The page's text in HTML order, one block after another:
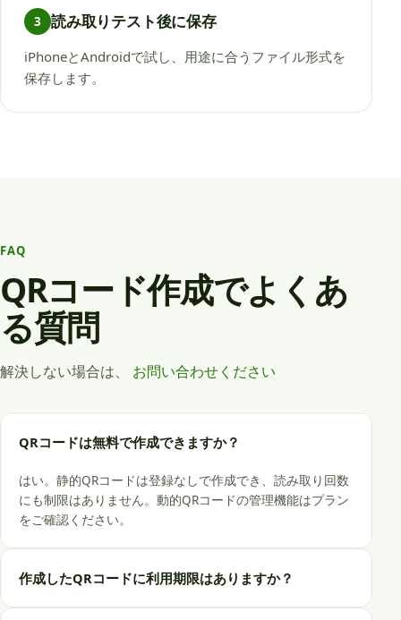
3 読み取りテスト後に保存
iPhoneとAndroidで試し、用途に合うファイル形式を
保存します。
FAQ
QRコード作成でよくあ
る質問
解決しない場合は、 お問い合わせください
QRコードは無料で作成できますか？
はい。静的QRコードは登録なしで作成でき、読み取り回数
にも制限はありません。動的QRコードの管理機能はプラン
をご確認ください。
作成したQRコードに利用期限はありますか？